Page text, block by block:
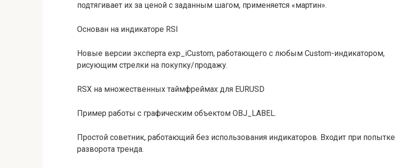
подтягивает их за ценой с заданным шагом, применяется «мартин».
Основан на индикаторе RSI
Новые версии эксперта exp_iCustom, работающего с любым Custom-индикатором,
рисующим стрелки на покупку/продажу.
RSX на множественных таймфреймах для EURUSD
Пример работы с графическим объектом OBJ_LABEL.
Простой советник, работающий без использования индикаторов. Входит при попытке
разворота тренда.